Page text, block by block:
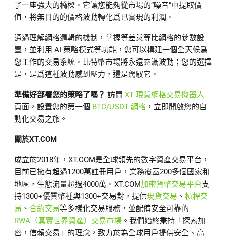
了一座強大的橋樑。它讓您能夠從市場的“噪音”中提取價
值，將無目的的價格波動轉化爲已實現的利潤。
通過理解網格邏輯的機制，掌握等差與等比網格的參數設
置，並利用 AI 策略模式等功能，您可以構建一個全天候爲
您工作的交易系統。比特幣市場將永遠充滿波動；您的選擇
是，是爲這種波動感到壓力，還是駕馭它。
準備好部署您的策略了嗎？ 訪問 XT 現貨網格交易機器人
頁面，設置您的第一個 BTC/USDT 網格 ，立即開啟您的自
動化交易之旅。
關於XT.COM
成立於2018年，XT.COM是全球領先的數字資產交易平台，
目前已擁有超過1200萬註冊用戶，業務覆蓋200多個國家和
地區，生態流量超過4000萬。XT.COM加密貨幣交易平台支
持1300+優質幣種與1300+交易對，提供現貨交易 、 槓桿交
易 、 合約交易等多樣化交易服務，並配備安全可靠的
RWA（真實世界資產）交易市場 。我們始終秉持「探索加
密，信賴交易」的理念，致力於為全球用戶提供安全、高